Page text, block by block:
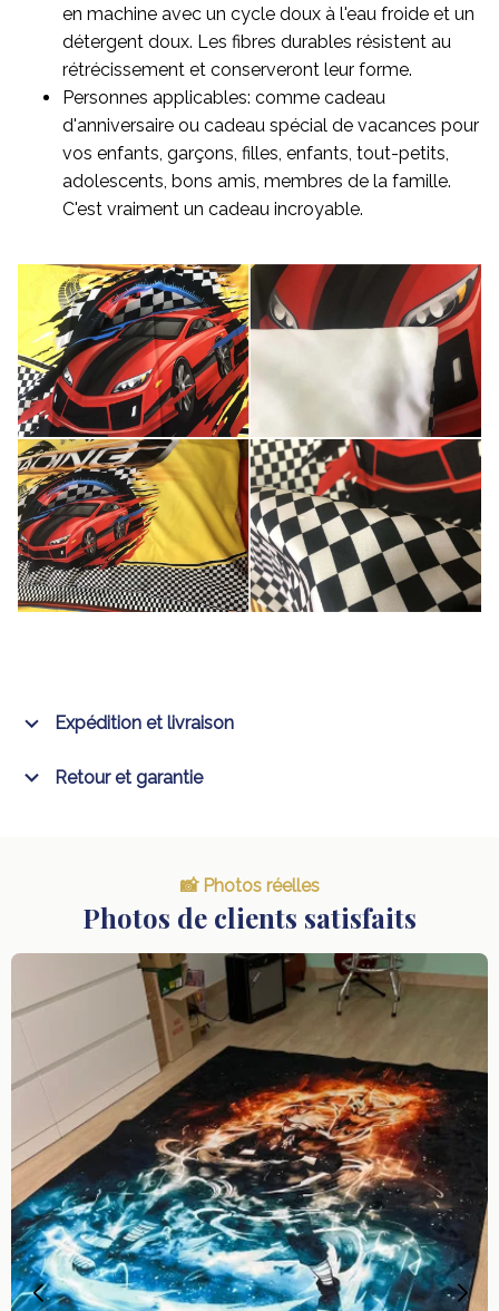
en machine avec un cycle doux à l'eau froide et un
détergent doux. Les fibres durables résistent au
rétrécissement et conserveront leur forme.
Personnes applicables: comme cadeau
d'anniversaire ou cadeau spécial de vacances pour
vos enfants, garçons, filles, enfants, tout-petits,
adolescents, bons amis, membres de la famille.
C'est vraiment un cadeau incroyable.
Expédition et livraison
Retour et garantie
📸 Photos réelles
Photos de clients satisfaits